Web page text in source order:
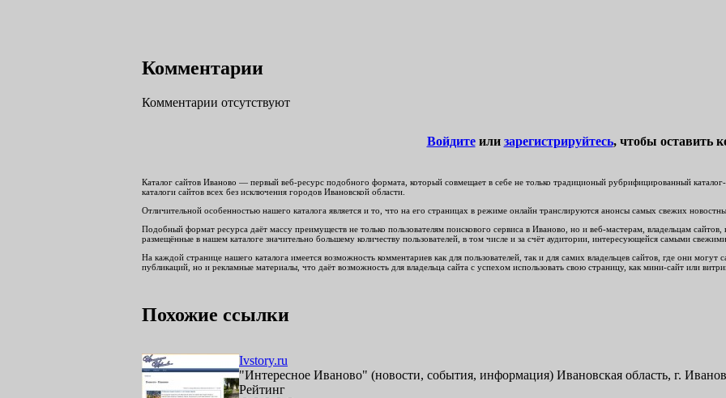
Комментарии
Комментарии отсутствуют
Войдитеили зарегистрируйтесь, чтобы оставить
Каталог сайтов Иваново — первый веб-ресурс подобного формата, который совмещает в себе не только традиционый рубрифицированный
каталоги сайтов всех без исключения городов Ивановской области.
Отличительной особенностью нашего каталога является и то, что на его страницах в режиме онлайн транслируются анонсы самых свежих
Подобный формат ресурса даёт массу преимуществ не только пользователям поискового сервиса в Иваново, но и веб-мастерам, владельцам
размещённые в нашем каталоге значительно большему количеству пользователей, в том числе и за счёт аудитории, интересующейся самыми
На каждой странице нашего каталога имеется возможность комментариев как для пользователей, так и для самих владельцев сайтов, где они
публикаций, но и рекламные материалы, что даёт возможность для владельца сайта с успехом использовать свою страницу, как мини-сайт или
Похожие ссылки
Ivstory.ru
"Интересное Иваново" (новости, события, информация) Ивановская область, г.
Рейтинг